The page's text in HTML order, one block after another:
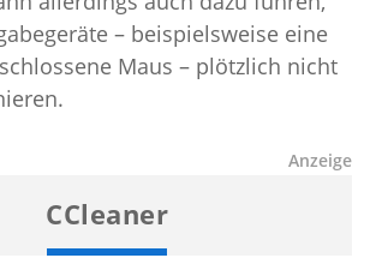
– beispielsweise eine
Maus – plötzlich nicht